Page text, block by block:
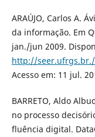
ARAÚJO, Carlos A.
da informação. Em
jan./jun 2009.
http://
Acesso em: 11 jul.
BARRETO, Aldo
no processo
fluência digital.